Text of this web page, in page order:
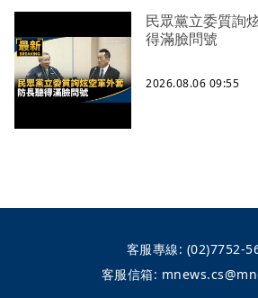
民眾黨立委質詢
得滿臉問號
2026.08.06 09:55
客服專線: (02)7752-
客服信箱: